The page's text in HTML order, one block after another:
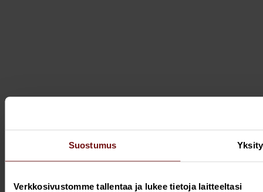
Suostumus
Verkkosivustomme tallentaa ja lukee tietoja laitteeltasi